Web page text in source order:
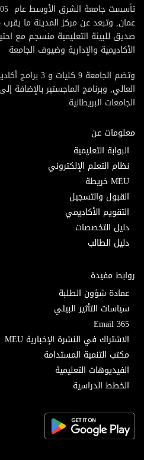
صديق للبيئة التعليمية منسجم مع
الأكاديمية والإدارية وضيوف الجامعة
وتضم الجامعة 9
العالي, وبرنامج الماجستير
الجامعات البريطانية.
معلومات عن
البوابة التعليمية
نظام التعلم الإلكتروني
MEU خريطة
القبول والتسجيل
التقويم الأكاديمي
دليل التخصصات
دليل الطالب
روابط مفيدة
عمادة شؤون الطلبة
سياسات التأثير البيئي
Email 365
الاشتراك في النشرة الإخبارية MEU
مكتب التنمية المستدامة
الفيديوهات التعليمية
الخطط الدراسية